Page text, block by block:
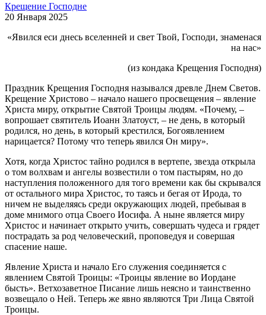
Крещение Господне
20 Января 2025
«Явился еси днесь вселенней и свет Твой, Господи, знаменася
на нас»
(из кондака Крещения Господня)
Праздник Крещения Господня назывался древле Днем Светов.
Крещение Христово – начало нашего просвещения – явление
Христа миру, открытие Святой Троицы людям. «Почему, –
вопрошает святитель Иоанн Златоуст, – не день, в который
родился, но день, в который крестился, Богоявлением
нарицается? Потому что теперь явился Он миру».
Хотя, когда Христос тайно родился в вертепе, звезда открыла
о том волхвам и ангелы возвестили о том пастырям, но до
наступления положенного для того времени как бы скрывался
от остального мира Христос, то таясь и бегая от Ирода, то
ничем не выделяясь среди окружающих людей, пребывая в
доме мнимого отца Своего Иосифа. А ныне является миру
Христос и начинает открыто учить, совершать чудеса и грядет
пострадать за род человеческий, проповедуя и совершая
спасение наше.
Явление Христа и начало Его служения соединяется с
явлением Святой Троицы: «Троицы явление во Иордане
бысть». Ветхозаветное Писание лишь неясно и таинственно
возвещало о Ней. Теперь же явно являются Три Лица Святой
Троицы.